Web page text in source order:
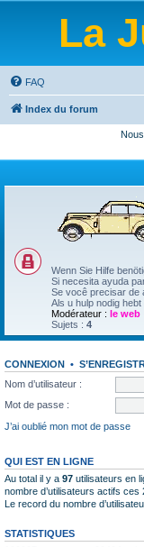
La
FAQ
Index du forum
Wenn Sie Hilfe
Si necesita ayuda
Se você precisar de
Als u hulp nodig
Modérateur : le web
Sujets : 4
CONNEXION •
Nom d’utilisateur :
Mot de passe :
J’ai oublié mon mot de passe
QUI EST EN LIGNE
Au total il y a 97 utilisateurs en
nombre d’utilisateurs actifs ces
Le record du nombre
STATISTIQUES